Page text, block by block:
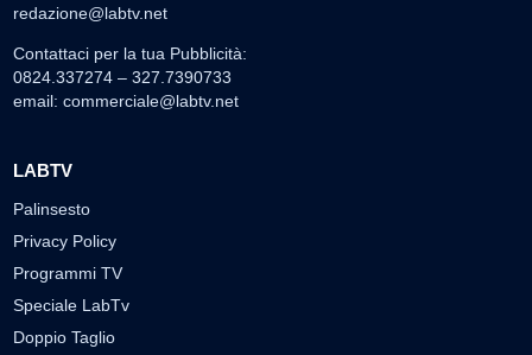
redazione@labtv.net
Contattaci per la tua Pubblicità:
0824.337274 – 327.7390733
email: commerciale@labtv.net
LABTV
Palinsesto
Privacy Policy
Programmi TV
Speciale LabTv
Doppio Taglio